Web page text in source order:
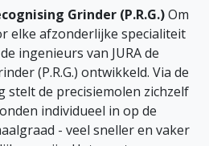
Grinder (P.R.G.)Om
elke afzonderlijke specialiteit
ingenieurs van JURA de
(P.R.G.) ontwikkeld. Via de
de precisiemolen zichzelf
individueel in op de
- veel sneller en vaker